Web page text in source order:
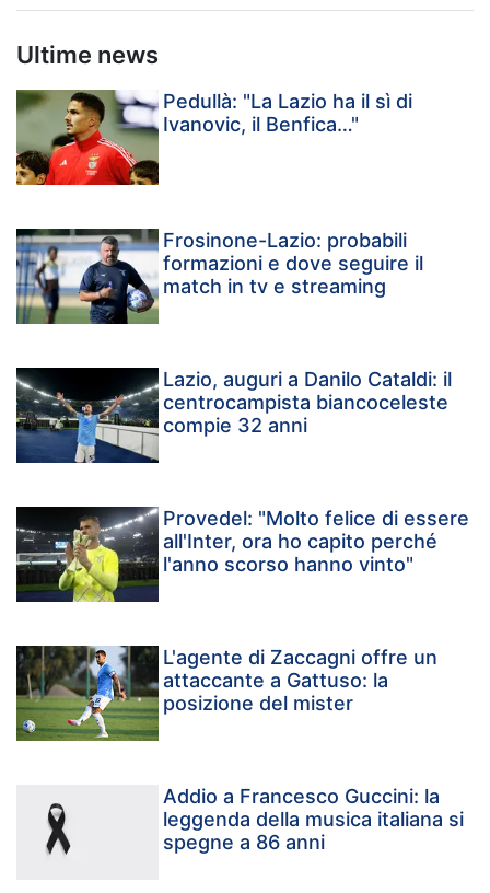
Ultime news
Pedullà: "La Lazio ha il sì di
Ivanovic, il Benfica…"
Frosinone-Lazio: probabili
formazioni e dove seguire il
match in tv e streaming
Lazio, auguri a Danilo Cataldi: il
centrocampista biancoceleste
compie 32 anni
Provedel: "Molto felice di essere
all'Inter, ora ho capito perché
l'anno scorso hanno vinto"
L'agente di Zaccagni offre un
attaccante a Gattuso: la
posizione del mister
Addio a Francesco Guccini: la
leggenda della musica italiana si
spegne a 86 anni